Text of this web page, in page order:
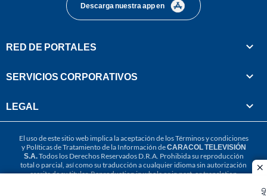
Descarga nuestra app en
RED DE PORTALES
SERVICIOS CORPORATIVOS
LEGAL
El uso de este sitio web implica la aceptación de losTérminos y condiciones
y Políticas de Tratamiento de la Información deCARACOL TELEVISIÓN
S.A.Todos los Derechos Reservados D.R.A. Prohibida su reproducción
total o parcial, así como su traducción a cualquier idioma sin autorización
escrita de su titular. Reproduction in whole or in part, or translation